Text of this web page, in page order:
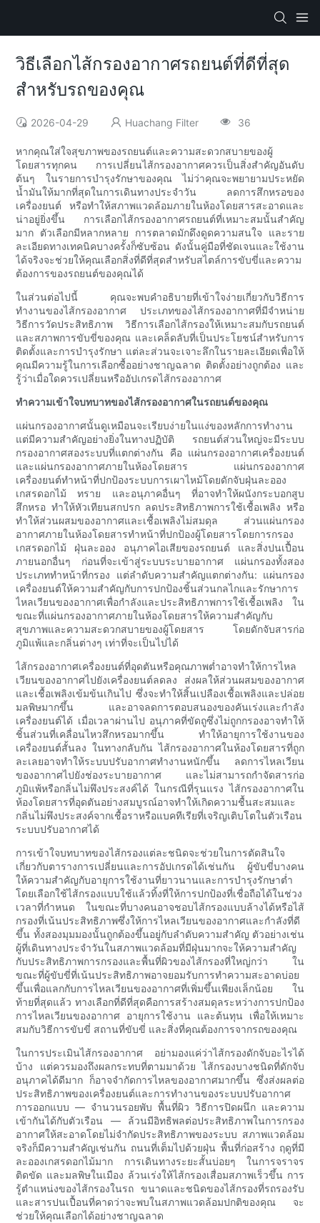
วิธีเลือกไส้กรองอากาศรถยนต์ที่ดีที่สุด
สำหรับรถของคุณ
2026-04-29 Huachang Filter 36
หากคุณใส่ใจสุขภาพของรถยนต์และความสะดวกสบายของผู้
โดยสารทุกคน การเปลี่ยนไส้กรองอากาศควรเป็นสิ่งสำคัญอันดับ
ต้นๆ ในรายการบำรุงรักษาของคุณ ไม่ว่าคุณจะพยายามประหยัด
น้ำมันให้มากที่สุดในการเดินทางประจำวัน ลดการสึกหรอของ
เครื่องยนต์ หรือทำให้สภาพแวดล้อมภายในห้องโดยสารสะอาดและ
น่าอยู่ยิ่งขึ้น การเลือกไส้กรองอากาศรถยนต์ที่เหมาะสมนั้นสำคัญ
มาก ตัวเลือกมีหลากหลาย การตลาดมักดึงดูดความสนใจ และราย
ละเอียดทางเทคนิคบางครั้งก็ซับซ้อน ดังนั้นคู่มือที่ชัดเจนและใช้งาน
ได้จริงจะช่วยให้คุณเลือกสิ่งที่ดีที่สุดสำหรับสไตล์การขับขี่และความ
ต้องการของรถยนต์ของคุณได้
ในส่วนต่อไปนี้ คุณจะพบคำอธิบายที่เข้าใจง่ายเกี่ยวกับวิธีการ
ทำงานของไส้กรองอากาศ ประเภทของไส้กรองอากาศที่มีจำหน่าย
วิธีการวัดประสิทธิภาพ วิธีการเลือกไส้กรองให้เหมาะสมกับรถยนต์
และสภาพการขับขี่ของคุณ และเคล็ดลับที่เป็นประโยชน์สำหรับการ
ติดตั้งและการบำรุงรักษา แต่ละส่วนจะเจาะลึกในรายละเอียดเพื่อให้
คุณมีความรู้ในการเลือกซื้ออย่างชาญฉลาด ติดตั้งอย่างถูกต้อง และ
รู้ว่าเมื่อใดควรเปลี่ยนหรืออัปเกรดไส้กรองอากาศ
ทำความเข้าใจบทบาทของไส้กรองอากาศในรถยนต์ของคุณ
แผ่นกรองอากาศนั้นดูเหมือนจะเรียบง่ายในแง่ของหลักการทำงาน
แต่มีความสำคัญอย่างยิ่งในทางปฏิบัติ รถยนต์ส่วนใหญ่จะมีระบบ
กรองอากาศสองระบบที่แตกต่างกัน คือ แผ่นกรองอากาศเครื่องยนต์
และแผ่นกรองอากาศภายในห้องโดยสาร แผ่นกรองอากาศ
เครื่องยนต์ทำหน้าที่ปกป้องระบบการเผาไหม้โดยดักจับฝุ่นละออง
เกสรดอกไม้ ทราย และอนุภาคอื่นๆ ที่อาจทำให้ผนังกระบอกสูบ
สึกหรอ ทำให้หัวเทียนสกปรก ลดประสิทธิภาพการใช้เชื้อเพลิง หรือ
ทำให้ส่วนผสมของอากาศและเชื้อเพลิงไม่สมดุล ส่วนแผ่นกรอง
อากาศภายในห้องโดยสารทำหน้าที่ปกป้องผู้โดยสารโดยการกรอง
เกสรดอกไม้ ฝุ่นละออง อนุภาคไอเสียของรถยนต์ และสิ่งปนเปื้อน
ภายนอกอื่นๆ ก่อนที่จะเข้าสู่ระบบระบายอากาศ แผ่นกรองทั้งสอง
ประเภททำหน้าที่กรอง แต่ลำดับความสำคัญแตกต่างกัน: แผ่นกรอง
เครื่องยนต์ให้ความสำคัญกับการปกป้องชิ้นส่วนกลไกและรักษาการ
ไหลเวียนของอากาศเพื่อกำลังและประสิทธิภาพการใช้เชื้อเพลิง ใน
ขณะที่แผ่นกรองอากาศภายในห้องโดยสารให้ความสำคัญกับ
สุขภาพและความสะดวกสบายของผู้โดยสาร โดยดักจับสารก่อ
ภูมิแพ้และกลิ่นต่างๆ เท่าที่จะเป็นไปได้
ไส้กรองอากาศเครื่องยนต์ที่อุดตันหรือคุณภาพต่ำอาจทำให้การไหล
เวียนของอากาศไปยังเครื่องยนต์ลดลง ส่งผลให้ส่วนผสมของอากาศ
และเชื้อเพลิงเข้มข้นเกินไป ซึ่งจะทำให้สิ้นเปลืองเชื้อเพลิงและปล่อย
มลพิษมากขึ้น และอาจลดการตอบสนองของคันเร่งและกำลัง
เครื่องยนต์ได้ เมื่อเวลาผ่านไป อนุภาคที่ขัดถูซึ่งไม่ถูกกรองอาจทำให้
ชิ้นส่วนที่เคลื่อนไหวสึกหรอมากขึ้น ทำให้อายุการใช้งานของ
เครื่องยนต์สั้นลง ในทางกลับกัน ไส้กรองอากาศในห้องโดยสารที่ถูก
ละเลยอาจทำให้ระบบปรับอากาศทำงานหนักขึ้น ลดการไหลเวียน
ของอากาศไปยังช่องระบายอากาศ และไม่สามารถกำจัดสารก่อ
ภูมิแพ้หรือกลิ่นไม่พึงประสงค์ได้ ในกรณีที่รุนแรง ไส้กรองอากาศใน
ห้องโดยสารที่อุดตันอย่างสมบูรณ์อาจทำให้เกิดความชื้นสะสมและ
กลิ่นไม่พึงประสงค์จากเชื้อราหรือแบคทีเรียที่เจริญเติบโตในตัวเรือน
ระบบปรับอากาศได้
การเข้าใจบทบาทของไส้กรองแต่ละชนิดจะช่วยในการตัดสินใจ
เกี่ยวกับตารางการเปลี่ยนและการอัปเกรดได้เช่นกัน ผู้ขับขี่บางคน
ให้ความสำคัญกับอายุการใช้งานที่ยาวนานและการบำรุงรักษาต่ำ
โดยเลือกใช้ไส้กรองแบบใช้แล้วทิ้งที่ให้การปกป้องที่เชื่อถือได้ในช่วง
เวลาที่กำหนด ในขณะที่บางคนอาจชอบไส้กรองแบบล้างได้หรือไส้
กรองที่เน้นประสิทธิภาพซึ่งให้การไหลเวียนของอากาศและกำลังที่ดี
ขึ้น ทั้งสองมุมมองนั้นถูกต้องขึ้นอยู่กับลำดับความสำคัญ ตัวอย่างเช่น
ผู้ที่เดินทางประจำวันในสภาพแวดล้อมที่มีฝุ่นมากจะให้ความสำคัญ
กับประสิทธิภาพการกรองและพื้นที่ผิวของไส้กรองที่ใหญ่กว่า ใน
ขณะที่ผู้ขับขี่ที่เน้นประสิทธิภาพอาจยอมรับการทำความสะอาดบ่อย
ขึ้นเพื่อแลกกับการไหลเวียนของอากาศที่เพิ่มขึ้นเพียงเล็กน้อย ใน
ท้ายที่สุดแล้ว ทางเลือกที่ดีที่สุดคือการสร้างสมดุลระหว่างการปกป้อง
การไหลเวียนของอากาศ อายุการใช้งาน และต้นทุน เพื่อให้เหมาะ
สมกับวิธีการขับขี่ สถานที่ขับขี่ และสิ่งที่คุณต้องการจากรถของคุณ
ในการประเมินไส้กรองอากาศ อย่ามองแค่ว่าไส้กรองดักจับอะไรได้
บ้าง แต่ควรมองถึงผลกระทบที่ตามมาด้วย ไส้กรองบางชนิดที่ดักจับ
อนุภาคได้ดีมาก ก็อาจจำกัดการไหลของอากาศมากขึ้น ซึ่งส่งผลต่อ
ประสิทธิภาพของเครื่องยนต์และการทำงานของระบบปรับอากาศ
การออกแบบ — จำนวนรอยพับ พื้นที่ผิว วิธีการปิดผนึก และความ
เข้ากันได้กับตัวเรือน — ล้วนมีอิทธิพลต่อประสิทธิภาพในการกรอง
อากาศให้สะอาดโดยไม่จำกัดประสิทธิภาพของระบบ สภาพแวดล้อม
จริงก็มีความสำคัญเช่นกัน ถนนที่เต็มไปด้วยฝุ่น พื้นที่ก่อสร้าง ฤดูที่มี
ละอองเกสรดอกไม้มาก การเดินทางระยะสั้นบ่อยๆ ในการจราจร
ติดขัด และมลพิษในเมือง ล้วนเร่งให้ไส้กรองเสื่อมสภาพเร็วขึ้น การ
รู้ตำแหน่งของไส้กรองในรถ ขนาดและชนิดของไส้กรองที่รถรองรับ
และสารปนเปื้อนที่คาดว่าจะพบในสภาพแวดล้อมปกติของคุณ จะ
ช่วยให้คุณเลือกได้อย่างชาญฉลาด